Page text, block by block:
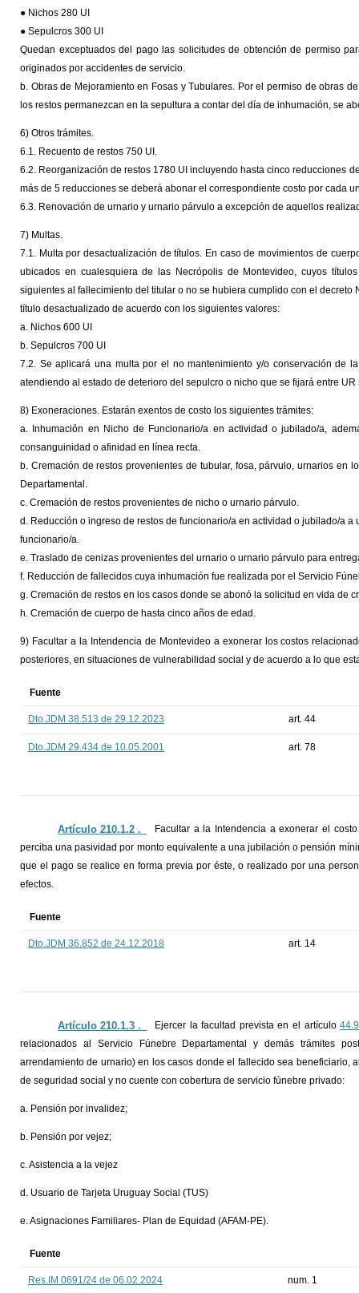
● Nichos 280 UI
● Sepulcros 300 UI
Quedan exceptuados del pago las solicitudes de obtención de permiso
originados por accidentes de servicio.
b. Obras de Mejoramiento en Fosas y Tubulares. Por el permiso de obras
los restos permanezcan en la sepultura a contar del día de inhumación, se
6) Otros trámites.
6.1. Recuento de restos 750 UI.
6.2. Reorganización de restos 1780 UI incluyendo hasta cinco reducciones
más de 5 reducciones se deberá abonar el correspondiente costo por cada
6.3. Renovación de urnario y urnario párvulo a excepción de aquellos
7) Multas.
7.1. Multa por desactualización de títulos. En caso de movimientos de
ubicados en cualesquiera de las Necrópolis de Montevideo, cuyos
siguientes al fallecimiento del titular o no se hubiera cumplido con el decreto
título desactualizado de acuerdo con los siguientes valores:
a. Nichos 600 UI
b. Sepulcros 700 UI
7.2. Se aplicará una multa por el no mantenimiento y/o conservación de
atendiendo al estado de deterioro del sepulcro o nicho que se fijará entre UR
8) Exoneraciones. Estarán exentos de costo los siguientes trámites:
a. Inhumación en Nicho de Funcionario/a en actividad o jubilado/a,
consanguinidad o afinidad en línea recta.
b. Cremación de restos provenientes de tubular, fosa, párvulo, urnarios en
Departamental.
c. Cremación de restos provenientes de nicho o urnario párvulo.
d. Reducción o ingreso de restos de funcionario/a en actividad o jubilado/a
funcionario/a.
e. Traslado de cenizas provenientes del urnario o urnario párvulo para
f. Reducción de fallecidos cuya inhumación fue realizada por el Servicio
g. Cremación de restos en los casos donde se abonó la solicitud en vida de
h. Cremación de cuerpo de hasta cinco años de edad.
9) Facultar a la Intendencia de Montevideo a exonerar los costos
posteriores, en situaciones de vulnerabilidad social y de acuerdo a lo que
Fuente
Dto.JDM 38.513 de 29.12.2023 art. 44
Dto.JDM 29.434 de 10.05.2001 art. 78
Artículo 210.1.2 ._
Facultar a la Intendencia a exonerar el
perciba una pasividad por monto equivalente a una jubilación o pensión
que el pago se realice en forma previa por éste, o realizado por una
efectos.
Fuente
Dto.JDM 36.852 de 24.12.2018 art. 14
Artículo 210.1.3 ._ Ejercer la facultad prevista en el artículo
relacionados al Servicio Fúnebre Departamental y demás trámites
arrendamiento de urnario) en los casos donde el fallecido sea beneficiario,
de seguridad social y no cuente con cobertura de servicio fúnebre privado:
a. Pensión por invalidez;
b. Pensión por vejez;
c. Asistencia a la vejez
d. Usuario de Tarjeta Uruguay Social (TUS)
e. Asignaciones Familiares- Plan de Equidad (AFAM-PE).
Fuente
Res.IM 0691/24 de 06.02.2024 num. 1